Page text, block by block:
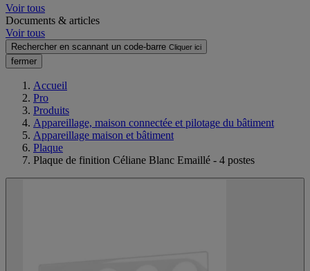
Voir tous
Documents & articles
Voir tous
Rechercher en scannant un code-barre Cliquer ici
fermer
Accueil
Pro
Produits
Appareillage, maison connectée et pilotage du bâtiment
Appareillage maison et bâtiment
Plaque
Plaque de finition Céliane Blanc Emaillé - 4 postes